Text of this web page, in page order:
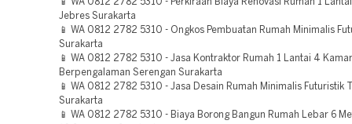
📱 WA 0812 2782 5310 - Perkiraan Biaya Renovasi Rumah 1
Jebres Surakarta
📱 WA 0812 2782 5310 - Ongkos Pembuatan Rumah Minimalis
Surakarta
📱 WA 0812 2782 5310 - Jasa Kontraktor Rumah 1 Lantai 4 Kamar
Berpengalaman Serengan Surakarta
📱 WA 0812 2782 5310 - Jasa Desain Rumah Minimalis Futuristik
Surakarta
📱 WA 0812 2782 5310 - Biaya Borong Bangun Rumah Lebar 6